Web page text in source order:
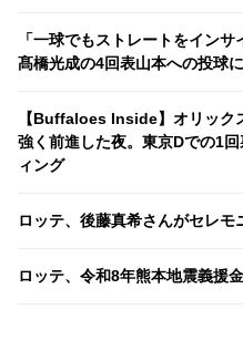
「一球でもストレートをイン
髙橋光成の4回表山本への投球
【Buffaloes Inside】オリック
強く前進した夜。東京Dでの1
ィング
ロッテ、後藤真希さんがセレモ
ロッテ、令和8年熊本地震義援